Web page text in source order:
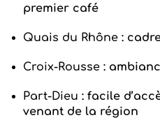
premier café
Quais du Rhône :
Croix-Rousse :
Part-Dieu : facile
venant de la région